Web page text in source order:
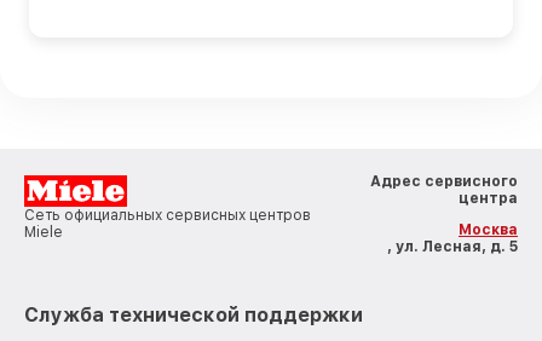
Сеть официальных сервисных центров
Miele
Адрес сервисного
центра
Москва
, ул. Лесная, д. 5
Служба технической поддержки